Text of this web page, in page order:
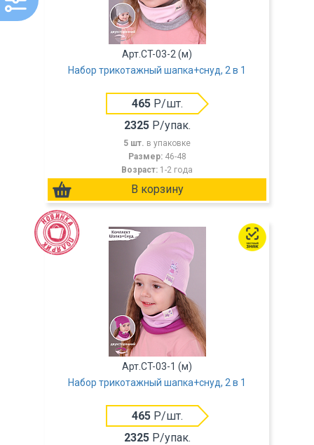
Арт.CT-03-2 (м)
Набор трикотажный шапка+снуд, 2 в 1
465Р/шт.
2325Р/упак.
5 шт. в упаковке
Размер: 46-48
Возраст: 1-2 года
Арт.CT-03-1 (м)
Набор трикотажный шапка+снуд, 2 в 1
465Р/шт.
2325Р/упак.